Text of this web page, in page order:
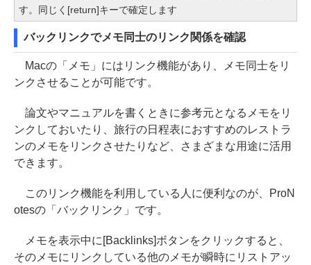
す。同じく[return]キーで確定します
バックリンクでメモ同士のリンク関係を確認
Macの「メモ」にはリンク機能があり、メモ同士をリ
ンクさせることが可能です。
論文やマニュアルを書くときに参考元となるメモをリ
ンクしておいたり、旅行の日程表におすすめのレストラ
ンのメモをリンクさせたりなど、さまざまな用途に活用
できます。
このリンク機能を利用している人に便利なのが、ProN
otesの「バックリンク」です。
メモを表示中に[Backlinks]ボタンをクリックすると、
そのメモにリンクしている他のメモが瞬時にリストアッ